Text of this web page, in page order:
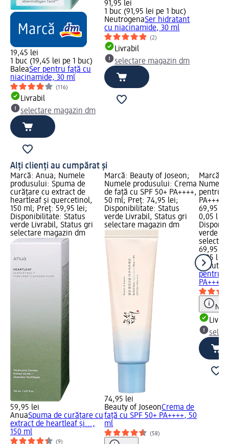
19,45 lei
1 buc (19,45 lei pe 1 buc)
BaleaSer pentru față cu
niacinamide, 30 ml
(116)
Livrabil
selectare magazin dm
91,95 lei
1 buc (91,95 lei pe 1 buc)
NeutrogenaSer hidratant
cu niacinamide, 30 ml
(2)
Livrabil
selectare magazin dm
Alți clienți au cumpărat și
Marcă: Anua; Numele
produsului: Spuma de
curățare cu extract de
heartleaf și quercetinol,
150 ml; Preț: 59,95 lei;
Disponibilitate: Status
verde Livrabil, Status gri
selectare magazin dm
59,95 lei
AnuaSpuma de curățare cu
extract de heartleaf și...,
150 ml
(9)
Marcă: Beauty of Joseon;
Numele produsului: Crema
de față cu SPF 50+ PA++++,
50 ml; Preț: 74,95 lei;
Disponibilitate: Status
verde Livrabil, Status gri
selectare magazin dm
74,95 lei
Beauty of JoseonCrema de
față cu SPF 50+ PA++++, 50
ml
(58)
Marcă:
Numele
pentru
69,95
0,05 l
verde
69,95 lei
0,05 l
Beauty
pentru
Notă